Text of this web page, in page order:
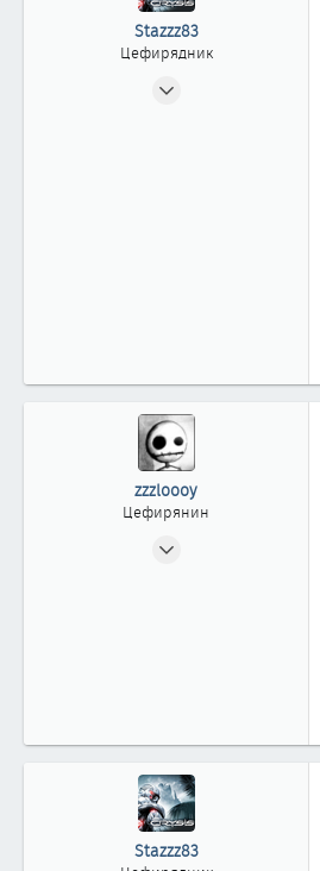
Stazzz83
Цефирядник
zzzloooy
Цефирянин
Stazzz83